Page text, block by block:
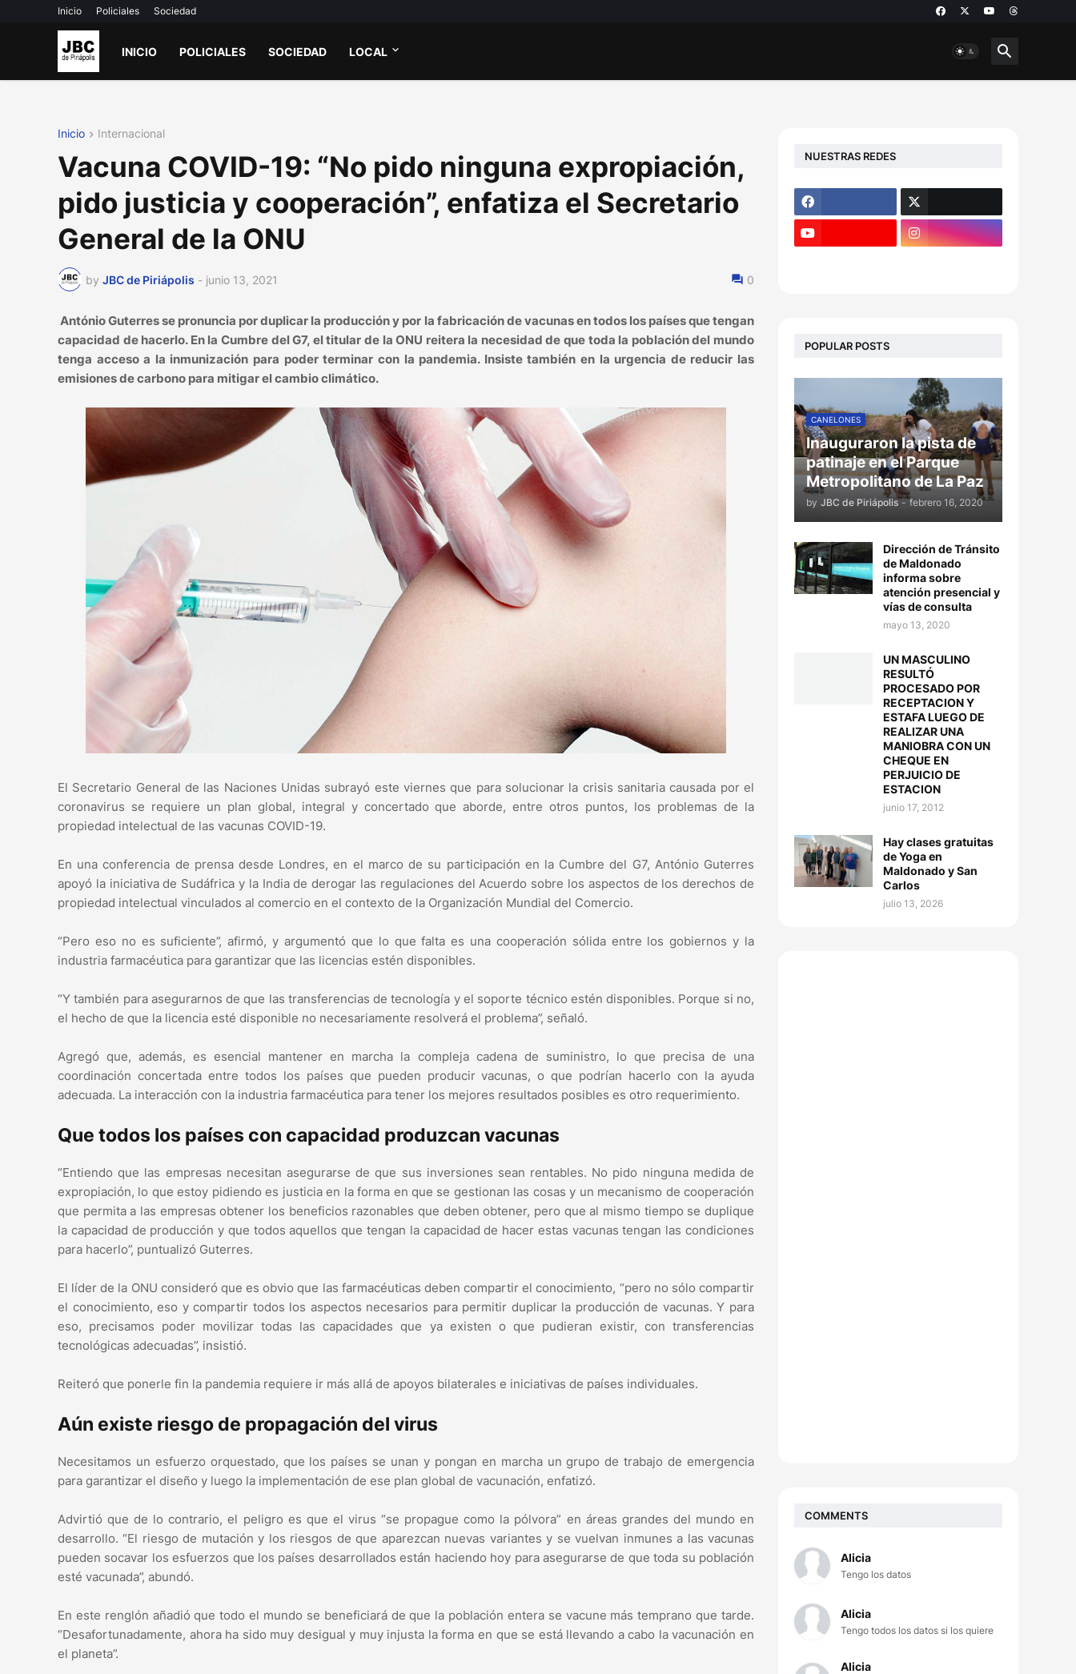
Inicio Policiales Sociedad
INICIO POLICIALES SOCIEDAD LOCAL
Inicio Internacional
Vacuna COVID-19: “No pido ninguna expropiación,
pido justicia y cooperación”, enfatiza el Secretario
General de la ONU
by JBC de Piriápolis - junio 13, 2021 0
António Guterres se pronuncia por duplicar la producción y por la fabricación de vacunas en todos los países que tengan
capacidad de hacerlo. En la Cumbre del G7, el titular de la ONU reitera la necesidad de que toda la población del mundo
tenga acceso a la inmunización para poder terminar con la pandemia. Insiste también en la urgencia de reducir las
emisiones de carbono para mitigar el cambio climático.
El Secretario General de las Naciones Unidas subrayó este viernes que para solucionar la crisis sanitaria causada por el
coronavirus se requiere un plan global, integral y concertado que aborde, entre otros puntos, los problemas de la
propiedad intelectual de las vacunas COVID-19.
En una conferencia de prensa desde Londres, en el marco de su participación en la Cumbre del G7, António Guterres
apoyó la iniciativa de Sudáfrica y la India de derogar las regulaciones del Acuerdo sobre los aspectos de los derechos de
propiedad intelectual vinculados al comercio en el contexto de la Organización Mundial del Comercio.
“Pero eso no es suficiente”, afirmó, y argumentó que lo que falta es una cooperación sólida entre los gobiernos y la
industria farmacéutica para garantizar que las licencias estén disponibles.
“Y también para asegurarnos de que las transferencias de tecnología y el soporte técnico estén disponibles. Porque si no,
el hecho de que la licencia esté disponible no necesariamente resolverá el problema”, señaló.
Agregó que, además, es esencial mantener en marcha la compleja cadena de suministro, lo que precisa de una
coordinación concertada entre todos los países que pueden producir vacunas, o que podrían hacerlo con la ayuda
adecuada. La interacción con la industria farmacéutica para tener los mejores resultados posibles es otro requerimiento.
Que todos los países con capacidad produzcan vacunas
“Entiendo que las empresas necesitan asegurarse de que sus inversiones sean rentables. No pido ninguna medida de
expropiación, lo que estoy pidiendo es justicia en la forma en que se gestionan las cosas y un mecanismo de cooperación
que permita a las empresas obtener los beneficios razonables que deben obtener, pero que al mismo tiempo se duplique
la capacidad de producción y que todos aquellos que tengan la capacidad de hacer estas vacunas tengan las condiciones
para hacerlo”, puntualizó Guterres.
El líder de la ONU consideró que es obvio que las farmacéuticas deben compartir el conocimiento, “pero no sólo compartir
el conocimiento, eso y compartir todos los aspectos necesarios para permitir duplicar la producción de vacunas. Y para
eso, precisamos poder movilizar todas las capacidades que ya existen o que pudieran existir, con transferencias
tecnológicas adecuadas”, insistió.
Reiteró que ponerle fin la pandemia requiere ir más allá de apoyos bilaterales e iniciativas de países individuales.
Aún existe riesgo de propagación del virus
Necesitamos un esfuerzo orquestado, que los países se unan y pongan en marcha un grupo de trabajo de emergencia
para garantizar el diseño y luego la implementación de ese plan global de vacunación, enfatizó.
Advirtió que de lo contrario, el peligro es que el virus “se propague como la pólvora” en áreas grandes del mundo en
desarrollo. “El riesgo de mutación y los riesgos de que aparezcan nuevas variantes y se vuelvan inmunes a las vacunas
pueden socavar los esfuerzos que los países desarrollados están haciendo hoy para asegurarse de que toda su población
esté vacunada”, abundó.
En este renglón añadió que todo el mundo se beneficiará de que la población entera se vacune más temprano que tarde.
“Desafortunadamente, ahora ha sido muy desigual y muy injusta la forma en que se está llevando a cabo la vacunación en
el planeta”.
NUESTRAS REDES
POPULAR POSTS
CANELONES
Inauguraron la pista de
patinaje en el Parque
Metropolitano de La Paz
by JBC de Piriápolis - febrero 16, 2020
Dirección de Tránsito
de Maldonado
informa sobre
atención presencial y
vías de consulta
mayo 13, 2020
UN MASCULINO
RESULTÓ
PROCESADO POR
RECEPTACION Y
ESTAFA LUEGO DE
REALIZAR UNA
MANIOBRA CON UN
CHEQUE EN
PERJUICIO DE
ESTACION
junio 17, 2012
Hay clases gratuitas
de Yoga en
Maldonado y San
Carlos
julio 13, 2026
COMMENTS
Alicia
Tengo los datos
Alicia
Tengo todos los datos si los quiere
Alicia